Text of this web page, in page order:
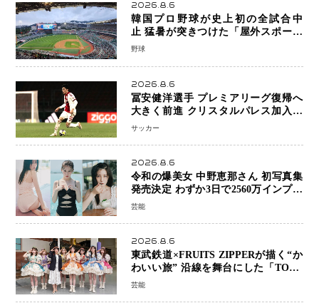
2026.8.6
韓国プロ野球が史上初の全試合中
止 猛暑が突きつけた「屋外スポーツ
の限界」 日本発のドーム型施設時代
野球
2026.8.6
冨安健洋選手 プレミアリーグ復帰へ
大きく前進 クリスタルパレス加入目
前 メディカルチェックも通過
サッカー
2026.8.6
令和の爆美女 中野恵那さん 初写真集
発売決定 わずか3日で2560万インプレ
ッションを記録した話題の美貌を凝縮
芸能
2026.8.6
東武鉄道×FRUITS ZIPPERが描く“か
わいい旅” 沿線を舞台にした「TOBU
KAWAII PROJECT」が開幕
芸能